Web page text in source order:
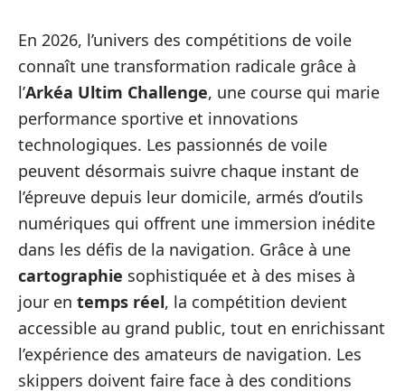
En 2026, l’univers des compétitions de voile
connaît une transformation radicale grâce à
l’Arkéa Ultim Challenge, une course qui marie
performance sportive et innovations
technologiques. Les passionnés de voile
peuvent désormais suivre chaque instant de
l’épreuve depuis leur domicile, armés d’outils
numériques qui offrent une immersion inédite
dans les défis de la navigation. Grâce à une
cartographie sophistiquée et à des mises à
jour en temps réel, la compétition devient
accessible au grand public, tout en enrichissant
l’expérience des amateurs de navigation. Les
skippers doivent faire face à des conditions